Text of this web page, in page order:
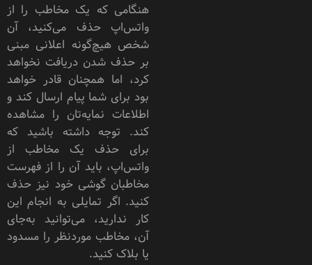
هنگامی که یک مخاطب را از
واتس‌اپ حذف می‌کنید، آن
شخص هیچ‌گونه اعلانی مبنی
بر حذف شدن دریافت نخواهد
کرد، اما همچنان قادر خواهد
بود برای شما پیام ارسال کند و
اطلاعات نمایه‌تان را مشاهده
کند. توجه داشته باشید که
برای حذف یک مخاطب از
واتس‌اپ، باید آن را از فهرست
مخاطبان گوشی خود نیز حذف
کنید. اگر تمایلی به انجام این
کار ندارید، می‌توانید به‌جای
آن، مخاطب موردنظر را مسدود
یا بلاک کنید.